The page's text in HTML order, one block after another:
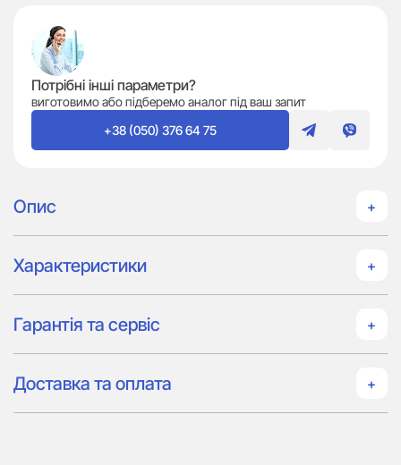
Потрібні інші параметри?
виготовимо або підберемо аналог під ваш запит
+38 (050) 376 64 75
Опис
Характеристики
Гарантія та сервіс
Доставка та оплата